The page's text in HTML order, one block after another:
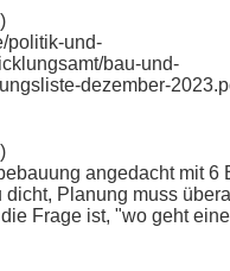
politik-und-
bau-und-
dezember-
angedacht mit 6
Planung muss
Frage ist, "wo geht eine